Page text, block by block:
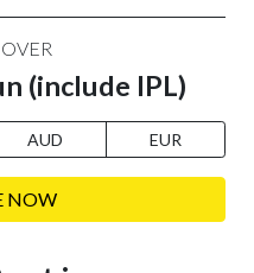
(include IPL)
AUD EUR
NOW